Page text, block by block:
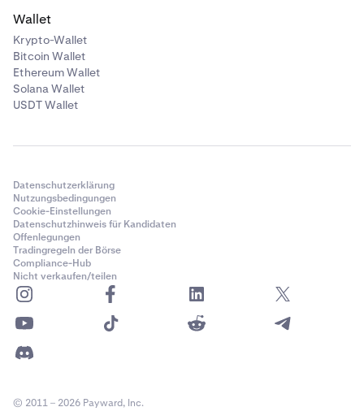
Wallet
Krypto-Wallet
Bitcoin Wallet
Ethereum Wallet
Solana Wallet
USDT Wallet
Datenschutzerklärung
Nutzungsbedingungen
Cookie-Einstellungen
Datenschutzhinweis für Kandidaten
Offenlegungen
Tradingregeln der Börse
Compliance-Hub
Nicht verkaufen/teilen
© 2011 – 2026 Payward, Inc.